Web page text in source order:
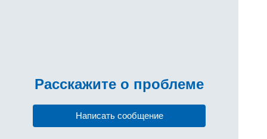
Расскажите о проблеме
Написать сообщение